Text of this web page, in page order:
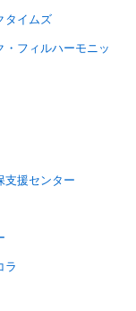
タイムズ
・フィルハーモニッ
支援センター
ラ